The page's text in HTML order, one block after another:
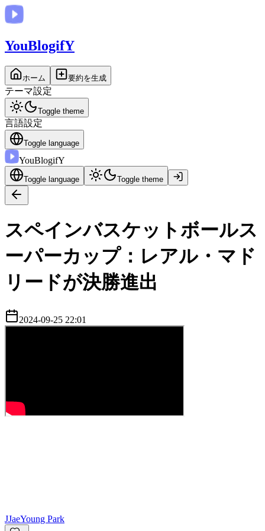
YouBlogifY
ホーム 要約を生成
テーマ設定
Toggle theme
言語設定
Toggle language
YouBlogifY
Toggle language Toggle theme
スペインバスケットボールス
ーパーカップ：レアル・マド
リードが決勝進出
2024-09-25 22:01
JJaeYoung Park